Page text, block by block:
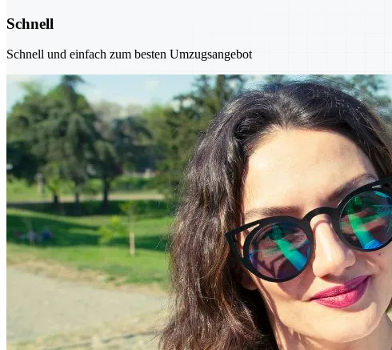
Schnell
Schnell und einfach zum besten Umzugsangebot